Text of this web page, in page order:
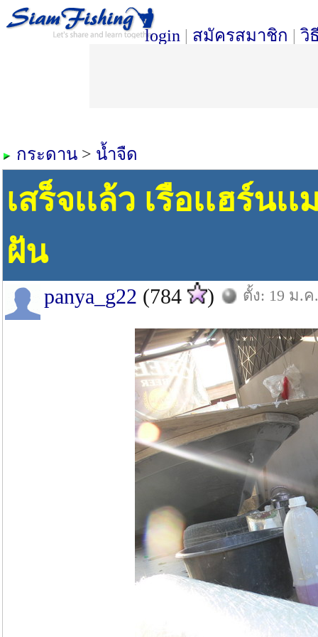
login | สมัครสมาชิก | วิ
กระดาน > น้ำจืด
เสร็จเเล้ว เรือเเฮร์น
ฝัน
panya_g22 (784 ) ตั้ง: 19 ม.ค